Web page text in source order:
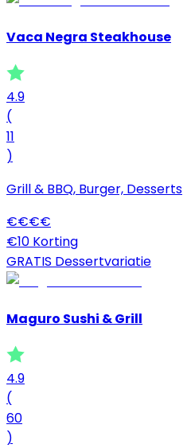
Vaca Negra Steakhouse
4.9
(
11
)
Grill & BBQ, Burger, Desserts
€€€€
€10 Korting
GRATIS Dessertvariatie
Maguro Sushi & Grill
4.9
(
60
)